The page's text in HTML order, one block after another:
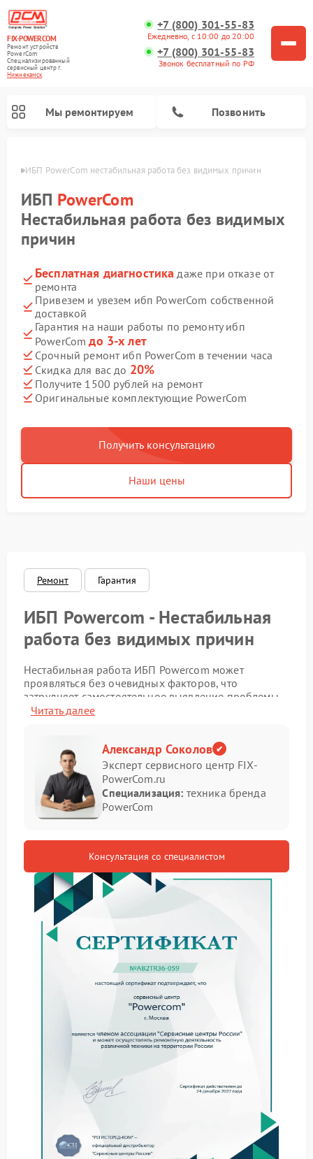
FIX-POWERCOM
Ремонт устройств
PowerCom
Специализированный
cервисный центр г.
Нижнекамск
+7 (800) 301-55-83
Ежедневно, с 10:00 до 20:00
+7 (800) 301-55-83
Звонок бесплатный по РФ
Мы ремонтируем Позвонить
ИБП PowerCom нестабильная работа без видимых причин
ИБП PowerCom
Нестабильная работа без видимых
причин
Бесплатная диагностика даже при отказе от
ремонта
Привезем и увезем ибп PowerCom собственной
доставкой
Гарантия на наши работы по ремонту ибп
PowerComдо 3-х лет
Срочный ремонт ибп PowerCom в течении часа
Скидка для вас до 20%
Получите 1500 рублей на ремонт
Оригинальные комплектующие PowerCom
Получить консультацию
Наши цены
Ремонт Гарантия
ИБП Powercom - Нестабильная
работа без видимых причин
Нестабильная работа ИБП Powercom может
проявляться без очевидных факторов, что
затрудняет самостоятельное выявление проблемы.
Устройство может неожиданно менять режимы или
Основные признаки
неисправности
На наличие проблемы указывают следующие
Периодические отключения без нагрузки
Ошибки на панели индикации
Снижение времени автономной работы
При таких проявлениях требуется ремонт
Powercom, поскольку причина может скрываться во
внутренних компонентах.
Практические рекомендации
Для снижения вероятности усугубления ситуации
стоит учитывать следующие действия:
Проверить подключение кабелей
Даже при соблюдении этих мер сервис Powercom
необходим для точного определения причины
Решение проблемы
Читать далее
Александр Соколов
Эксперт сервисного центр FIX-
PowerCom.ru
Специализация: техника бренда
PowerCom
Консультация со специалистом